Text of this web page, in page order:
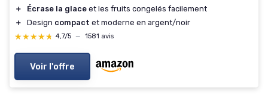
＋
Écrase la glace et les fruits congelés facilement
＋
Design compact et moderne en argent/noir
★★★★★
★★★★★ 4,7/5 — 1581 avis
Voir l'offre